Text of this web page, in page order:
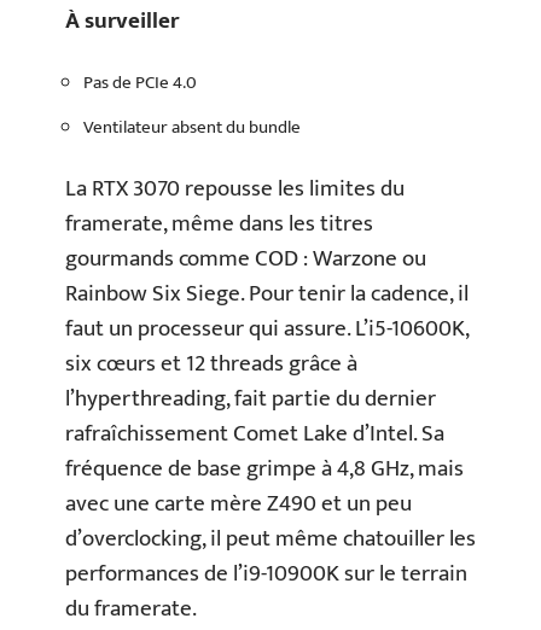
À surveiller
Pas de PCIe 4.0
Ventilateur absent du bundle
La RTX 3070 repousse les limites du
framerate, même dans les titres
gourmands comme COD : Warzone ou
Rainbow Six Siege. Pour tenir la cadence, il
faut un processeur qui assure. L’i5-10600K,
six cœurs et 12 threads grâce à
l’hyperthreading, fait partie du dernier
rafraîchissement Comet Lake d’Intel. Sa
fréquence de base grimpe à 4,8 GHz, mais
avec une carte mère Z490 et un peu
d’overclocking, il peut même chatouiller les
performances de l’i9-10900K sur le terrain
du framerate.